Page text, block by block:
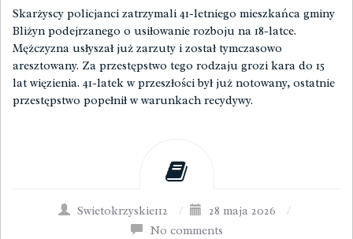
Skarżyscy policjanci zatrzymali 41-letniego mieszkańca gminy
Bliżyn podejrzanego o usiłowanie rozboju na 18-latce.
Mężczyzna usłyszał już zarzuty i został tymczasowo
aresztowany. Za przestępstwo tego rodzaju grozi kara do 15
lat więzienia. 41-latek w przeszłości był już notowany, ostatnie
przestępstwo popełnił w warunkach recydywy.
Swietokrzyskie112 / 28 maja 2026
/
No comments